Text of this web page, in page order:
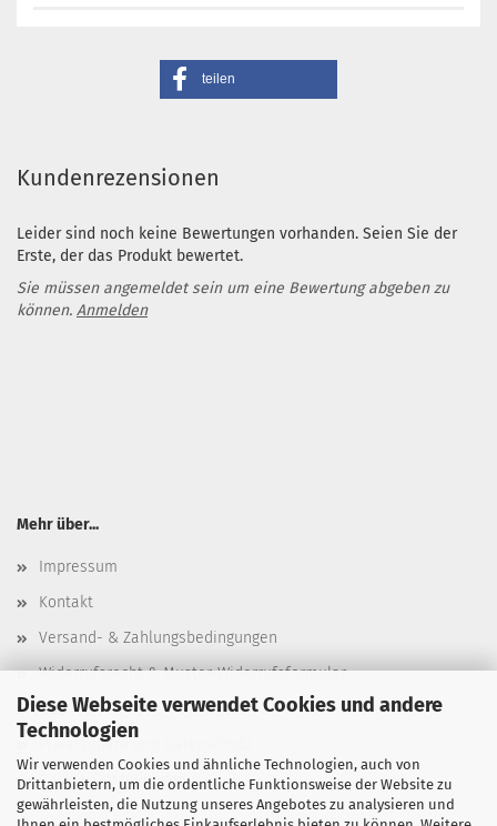
Diese Webseite verwendet Cookies und andere
Technologien
Wir verwenden Cookies und ähnliche Technologien, auch von
Drittanbietern, um die ordentliche Funktionsweise der Website zu
gewährleisten, die Nutzung unseres Angebotes zu analysieren und
teilen
Kundenrezensionen
Leider sind noch keine Bewertungen vorhanden. Seien Sie der
Erste, der das Produkt bewertet.
Sie müssen angemeldet sein um eine Bewertung abgeben zu
können. Anmelden
Mehr über...
Impressum
Kontakt
Versand- & Zahlungsbedingungen
Widerrufsrecht & Muster-Widerrufsformular
AGB
Privatsphäre und Datenschutz
Cookie Einstellungen